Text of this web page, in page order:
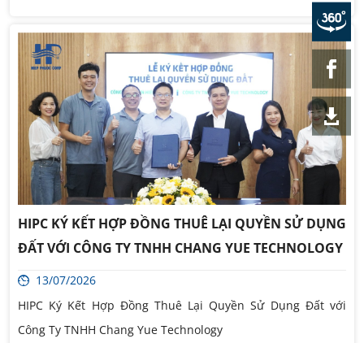
HIPC KÝ KẾT HỢP ĐỒNG THUÊ LẠI QUYỀN SỬ DỤNG
ĐẤT VỚI CÔNG TY TNHH CHANG YUE TECHNOLOGY
13/07/2026
HIPC Ký Kết Hợp Đồng Thuê Lại Quyền Sử Dụng Đất với
Công Ty TNHH Chang Yue Technology